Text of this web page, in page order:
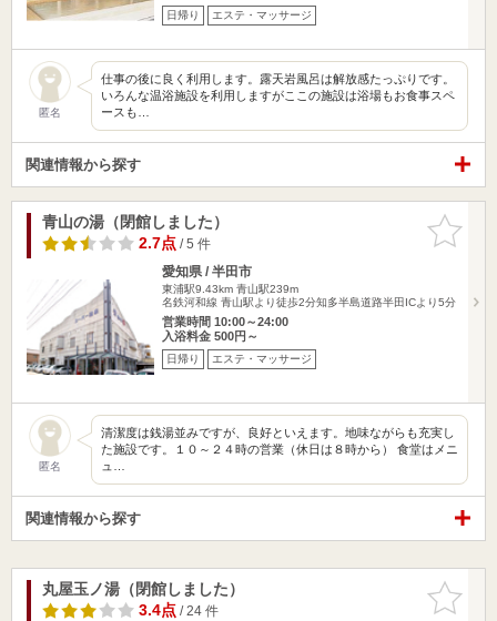
日帰り エステ・マッサージ
匿名
仕事の後に良く利用します。露天岩風呂は解放感たっぷりです。
いろんな温浴施設を利用しますがここの施設は浴場もお食事スペ
ースも…
関連情報から探す
お気に入
りに追加
青山の湯（閉館しました）
2.7点/ 5 件
愛知県 / 半田市
東浦駅9.43km 青山駅239m
名鉄河和線 青山駅より徒歩2分知多半島道路半田ICより5分
営業時間 10:00～24:00
入浴料金 500円～
日帰り エステ・マッサージ
匿名
清潔度は銭湯並みですが、良好といえます。地味ながらも充実し
た施設です。１０～２４時の営業（休日は８時から） 食堂はメニ
ュ…
関連情報から探す
お気に入
りに追加
丸屋玉ノ湯（閉館しました）
3.4点/ 24 件